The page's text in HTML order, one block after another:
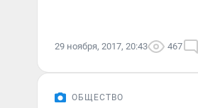
29 ноября, 2017, 20:43 467
ОБЩЕСТВО